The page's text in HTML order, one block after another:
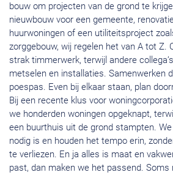
bouw om projecten van de grond te
nieuwbouw voor een gemeente,
huurwoningen of een utiliteitsproject
zorggebouw, wij regelen het van A tot Z.
strak timmerwerk, terwijl andere
metselen en installaties. Samenwerken
poespas. Even bij elkaar staan, plan
Bij een recente klus voor
we honderden woningen opgeknapt,
een buurthuis uit de grond stampten.
nodig is en houden het tempo erin,
te verliezen. En ja alles is maat en
past, dan maken we het passend.